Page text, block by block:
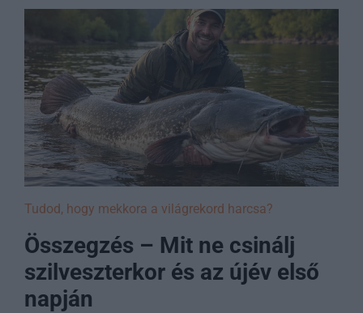
Tudod, hogy mekkora a világrekord harcsa?
Összegzés – Mit ne csinálj
szilveszterkor és az újév első
napján